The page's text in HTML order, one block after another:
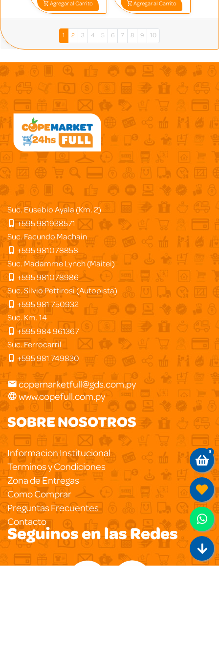
Agregar al Carrito Agregar al Carrito
1 2 3 4 5 6 7 8 9 10
Suc. Eusebio Ayala (Km. 2)
+595 981938571
Suc. Facundo Machain
+595 981078858
Suc. Madamme Lynch (Maitei)
+595 981078986
Suc. Silvio Pettirosi (Autopista)
+595 981 750932
Suc. Km. 14
+595 984 961367
Suc. Ferrocarril
+595 981 749830
copemarketfull@gds.com.py
www.copefull.com.py
SOBRE NOSOTROS
Informacion Institucional
Terminos y Condiciones
Zona de Entregas
Como Comprar
Preguntas Frecuentes
Contacto
Seguinos en las Redes
0